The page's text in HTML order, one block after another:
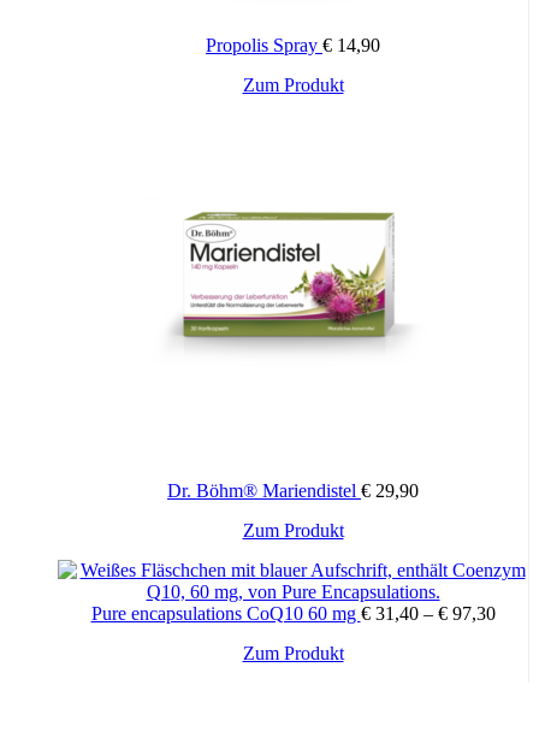
Propolis Spray € 14,90
Zum Produkt
Dr. Böhm® Mariendistel € 29,90
Zum ProduktDieses
weist
mehrere
Varianten
Die
Pure encapsulations CoQ10 60 mg €31,40– €97,30
Zum ProduktDieses